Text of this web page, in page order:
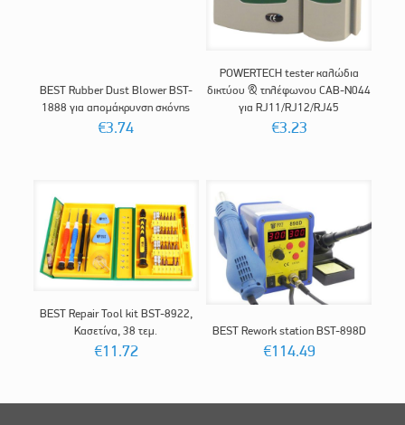
BEST Rubber Dust Blower BST-
1888 για απομάκρυνση σκόνης
€3.74
POWERTECH tester καλώδια
δικτύου & τηλέφωνου CAB-N044
για RJ11/RJ12/RJ45
€3.23
BEST Repair Tool kit BST-8922,
Κασετίνα, 38 τεμ.
€11.72
BEST Rework station BST-898D
€114.49